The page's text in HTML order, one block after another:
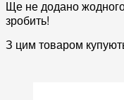
Ще не додано
зробить!
З цим товаром